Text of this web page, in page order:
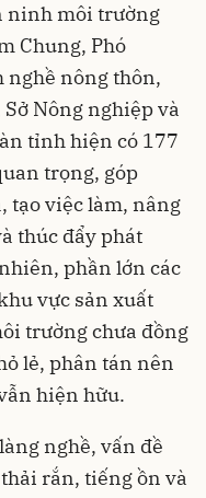
ninh môi trường
Chung, Phó
nghề nông thôn,
Nông nghiệp và
tỉnh hiện có 177
trọng, góp
tạo việc làm, nâng
thúc đẩy phát
phần lớn các
vực sản xuất
trường chưa đồng
lẻ, phân tán nên
hiện hữu.
nghề, vấn đề
rắn, tiếng ồn và